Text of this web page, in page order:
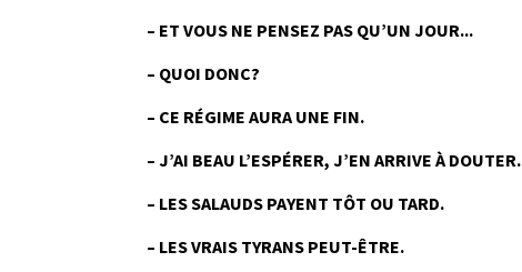
– ET VOUS NE PENSEZ PAS QU’UN JOUR...
– QUOI DONC?
– CE RÉGIME AURA UNE FIN.
– J’AI BEAU L’ESPÉRER, J’EN ARRIVE À DOUTER.
– LES SALAUDS PAYENT TÔT OU TARD.
– LES VRAIS TYRANS PEUT-ÊTRE.